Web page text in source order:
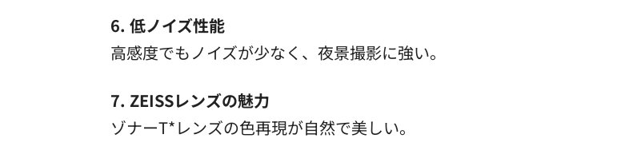
6. 低ノイズ性能
高感度でもノイズが少なく、夜景撮影に強い。
7. ZEISSレンズの魅力
ゾナーT*レンズの色再現が自然で美しい。